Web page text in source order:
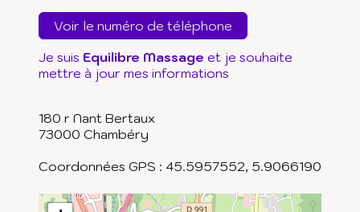
Voir le numéro de téléphone
Je suis Equilibre Massage et je souhaite
mettre à jour mes informations
180 r Nant Bertaux
73000 Chambéry
Coordonnées GPS : 45.5957552, 5.9066190